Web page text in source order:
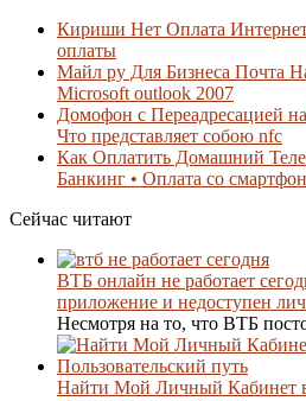
Кириши Нет Оплата
оплаты
Майл ру Для Бизнеса Почта
Microsoft outlook 2007
Домофон с Переадресацией
Что представляет собою nfc
Как Оплатить Домашний
Банкинг • Оплата со
Сейчас читают
ВТБ онлайн не работает
приложение и недоступен
Несмотря на то, что ВТБ
Найти Мой Личный Кабинет в